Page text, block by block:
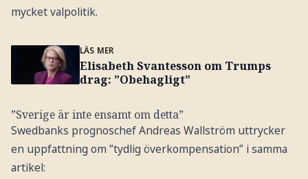
mycket valpolitik.
LÄS MER
Elisabeth Svantesson om Trumps
drag: ”Obehagligt”
”Sverige är inte ensamt om detta”
Swedbanks prognoschef Andreas Wallström uttrycker
en uppfattning om ”tydlig överkompensation” i samma
artikel: